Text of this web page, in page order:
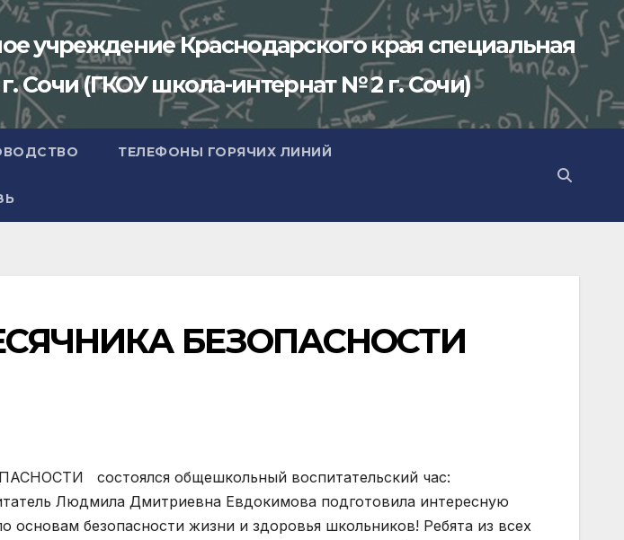
учреждение Краснодарского края специальная
Сочи (ГКОУ школа-интернат № 2 г. Сочи)
ТЕЛЕФОНЫ ГОРЯЧИХ ЛИНИЙ
БЕЗОПАСНОСТИ
состоялся общешкольный воспитательский час:
Людмила Дмитриевна Евдокимова подготовила интересную
основам безопасности жизни и здоровья школьников! Ребята из всех